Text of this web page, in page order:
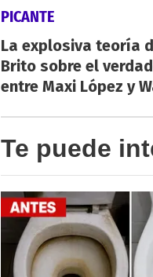
PICANTE
La explosiva teoría
Brito sobre el
entre Maxi López y
Te puede